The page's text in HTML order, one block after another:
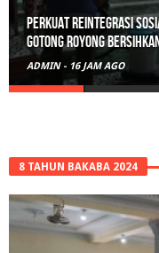
Perkuat Reintegrasi
Gotong Royong
ADMIN - 16 JAM AGO
8 TAHUN BAKABA 2024